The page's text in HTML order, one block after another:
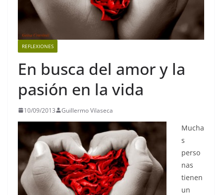
REFLEXIONES
En busca del amor y la
pasión en la vida
10/09/2013 Guillermo Vilaseca
Mucha
s
perso
nas
tienen
un